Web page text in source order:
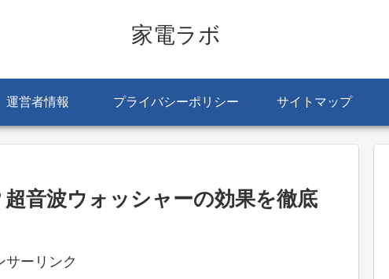
家電ラボ
運営者情報 プライバシーポリシー サイトマップ
音波ウォッシャーの効果を徹底
サーリンク